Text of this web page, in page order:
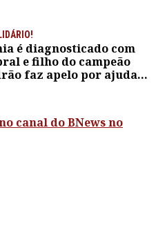
é diagnosticado com
e filho do campeão
faz apelo por ajuda
canal do BNews no